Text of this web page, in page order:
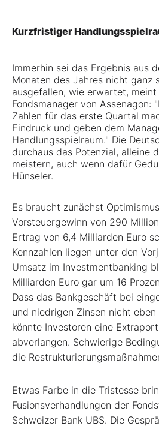
Kurzfristiger
Immerhin sei das Ergebnis aus
Monaten des Jahres nicht ganz
ausgefallen, wie erwartet, meint
Fondsmanager von Assenagon:
Zahlen für das erste Quartal
Eindruck und geben dem
Handlungsspielraum." Die
durchaus das Potenzial, alleine
meistern, auch wenn dafür
Hünseler.
Es braucht zunächst
Vorsteuergewinn von 290
Ertrag von 6,4 Milliarden Euro
Kennzahlen liegen unter den
Umsatz im Investmentbanking
Milliarden Euro gar um 16
Dass das Bankgeschäft bei
und niedrigen Zinsen nicht
könnte Investoren eine
abverlangen. Schwierige
die
Etwas Farbe in die Tristesse
Fusionsverhandlungen der
Schweizer Bank UBS. Die